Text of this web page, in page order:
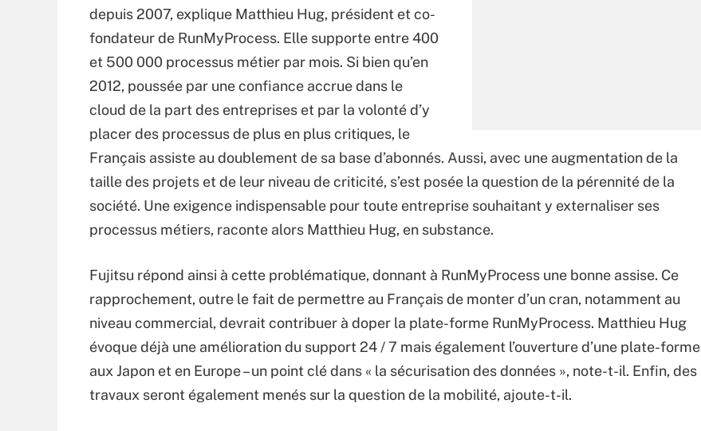
depuis 2007, explique Matthieu Hug, président et co-
fondateur de RunMyProcess. Elle supporte entre 400
et 500 000 processus métier par mois. Si bien qu’en
2012, poussée par une confiance accrue dans le
cloud de la part des entreprises et par la volonté d’y
placer des processus de plus en plus critiques, le
Français assiste au doublement de sa base d’abonnés. Aussi, avec une augmentation de la
taille des projets et de leur niveau de criticité, s’est posée la question de la pérennité de la
société. Une exigence indispensable pour toute entreprise souhaitant y externaliser ses
processus métiers, raconte alors Matthieu Hug, en substance.
Fujitsu répond ainsi à cette problématique, donnant à RunMyProcess une bonne assise. Ce
rapprochement, outre le fait de permettre au Français de monter d’un cran, notamment au
niveau commercial, devrait contribuer à doper la plate-forme RunMyProcess. Matthieu Hug
évoque déjà une amélioration du support 24 / 7 mais également l’ouverture d’une plate-forme
aux Japon et en Europe – un point clé dans « la sécurisation des données », note-t-il. Enfin, des
travaux seront également menés sur la question de la mobilité, ajoute-t-il.